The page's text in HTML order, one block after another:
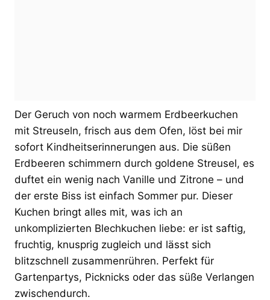
Der Geruch von noch warmem Erdbeerkuchen
mit Streuseln, frisch aus dem Ofen, löst bei mir
sofort Kindheitserinnerungen aus. Die süßen
Erdbeeren schimmern durch goldene Streusel, es
duftet ein wenig nach Vanille und Zitrone – und
der erste Biss ist einfach Sommer pur. Dieser
Kuchen bringt alles mit, was ich an
unkomplizierten Blechkuchen liebe: er ist saftig,
fruchtig, knusprig zugleich und lässt sich
blitzschnell zusammenrühren. Perfekt für
Gartenpartys, Picknicks oder das süße Verlangen
zwischendurch.